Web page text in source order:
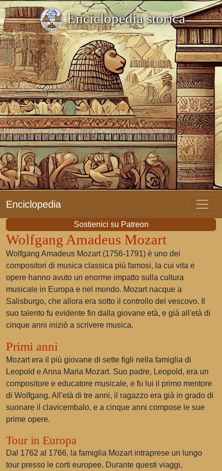
Enciclopedia storica
Enciclopedia
Sostienici su Patreon
Wolfgang Amadeus Mozart
Wolfgang Amadeus Mozart (1756-1791) è uno dei
compositori di musica classica più famosi, la cui vita e
opere hanno avuto un enorme impatto sulla cultura
musicale in Europa e nel mondo. Mozart nacque a
Salisburgo, che allora era sotto il controllo del vescovo. Il
suo talento fu evidente fin dalla giovane età, e già all'età di
cinque anni iniziò a scrivere musica.
Primi anni
Mozart era il più giovane di sette figli nella famiglia di
Leopold e Anna Maria Mozart. Suo padre, Leopold, era un
compositore e educatore musicale, e fu lui il primo mentore
di Wolfgang. All'età di tre anni, il ragazzo era già in grado di
suonare il clavicembalo, e a cinque anni compose le sue
prime opere.
Tour in Europa
Dal 1762 al 1766, la famiglia Mozart intraprese un lungo
tour presso le corti europee. Durante questi viaggi,